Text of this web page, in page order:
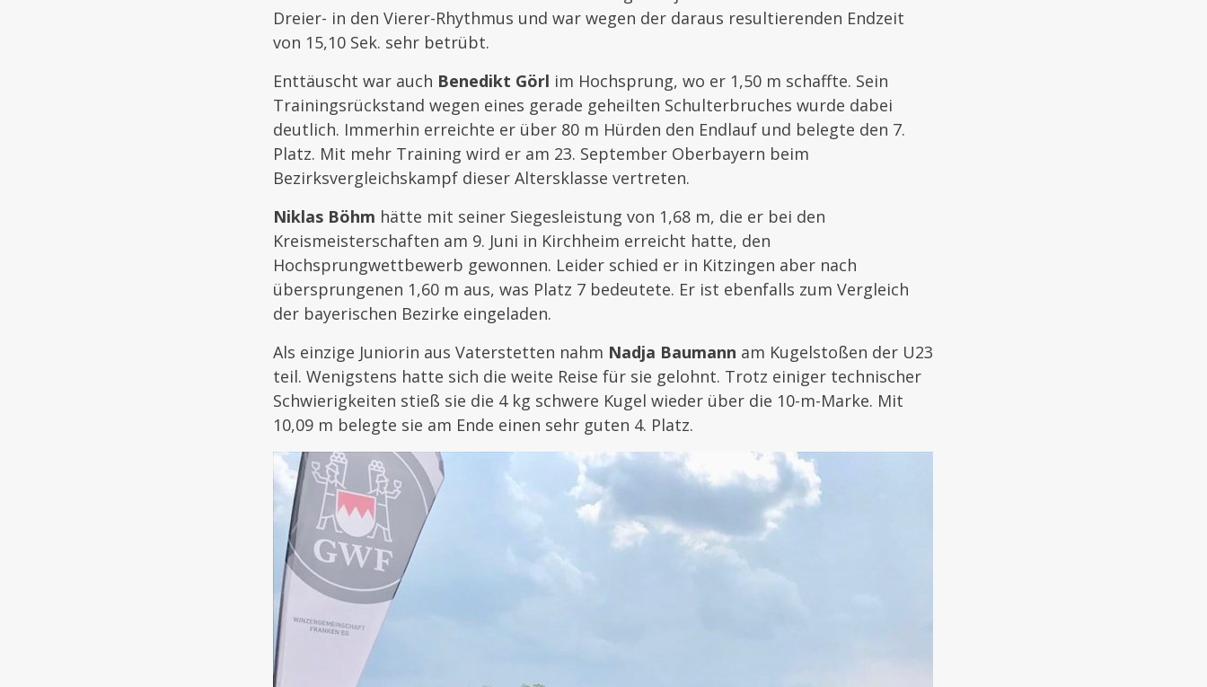
Dreier- in den Vierer-Rhythmus und war wegen der daraus resultierenden Endzeit
von 15,10 Sek. sehr betrübt.
Enttäuscht war auch Benedikt Görl im Hochsprung, wo er 1,50 m schaffte. Sein
Trainingsrückstand wegen eines gerade geheilten Schulterbruches wurde dabei
deutlich. Immerhin erreichte er über 80 m Hürden den Endlauf und belegte den 7.
Platz. Mit mehr Training wird er am 23. September Oberbayern beim
Bezirksvergleichskampf dieser Altersklasse vertreten.
Niklas Böhm hätte mit seiner Siegesleistung von 1,68 m, die er bei den
Kreismeisterschaften am 9. Juni in Kirchheim erreicht hatte, den
Hochsprungwettbewerb gewonnen. Leider schied er in Kitzingen aber nach
übersprungenen 1,60 m aus, was Platz 7 bedeutete. Er ist ebenfalls zum Vergleich
der bayerischen Bezirke eingeladen.
Als einzige Juniorin aus Vaterstetten nahm Nadja Baumann am Kugelstoßen der U23
teil. Wenigstens hatte sich die weite Reise für sie gelohnt. Trotz einiger technischer
Schwierigkeiten stieß sie die 4 kg schwere Kugel wieder über die 10-m-Marke. Mit
10,09 m belegte sie am Ende einen sehr guten 4. Platz.